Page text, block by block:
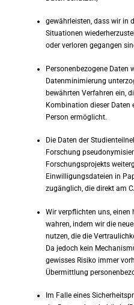
gewährleisten, dass wir in
Situationen
oder verloren gegangen
Personenbezogene Daten
Datenminimierung
bewährten Verfahren ein,
Kombination dieser Daten
Person ermöglicht.
Die Daten der
Forschung
Forschungsprojekts
Einwilligungsdateien in
zugänglich, die direkt am
Wir verpflichten uns, einen
wahren, indem wir die
nutzen, die die
Da jedoch kein
gewisses Risiko immer
Übermittlung
Im Falle eines